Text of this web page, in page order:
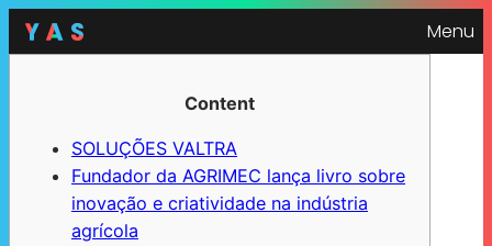
Menu
Content
SOLUÇÕES VALTRA
Fundador da AGRIMEC lança livro sobre
inovação e criatividade na indústria
agrícola